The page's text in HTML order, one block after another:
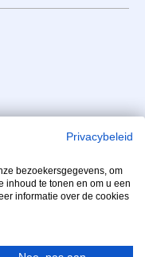
Privacybeleid
bezoekersgegevens, om
inhoud te tonen en om u een
informatie over de cookies